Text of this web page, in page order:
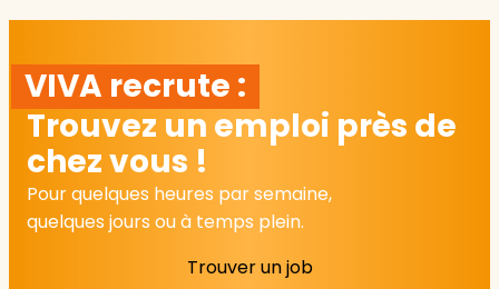
VIVA recrute :
Trouvez un emploi près de
chez vous !
Pour quelques heures par semaine,
quelques jours ou à temps plein.
Trouver un job